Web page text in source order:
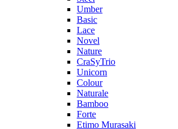
Umber
Basic
Lace
Novel
Nature
CraSyTrio
Unicorn
Colour
Naturale
Bamboo
Forte
Etimo Murasaki